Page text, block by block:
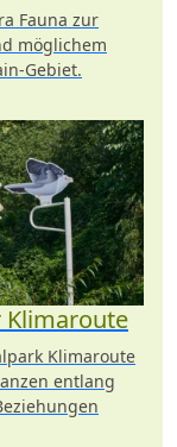
Fauna zur
möglichem
Gebiet.
Klimaroute
Klimaroute
entlang